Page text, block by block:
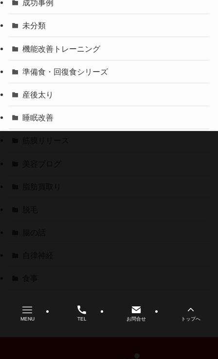
成功事例
未分類
機能改善トレーニング
準備食・回復食シリーズ
産後太り
睡眠改善
MENU TEL お問合せ トップへ